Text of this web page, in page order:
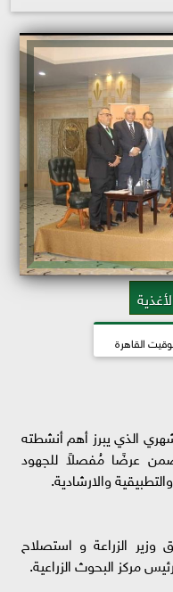
القاهرة
الذي يبرز أهم أنشطته
والذى تضمن عرضًا مُفصلاً للجهود
والارشادية.
وزير الزراعة و استصلاح
مركز البحوث الزراعية.